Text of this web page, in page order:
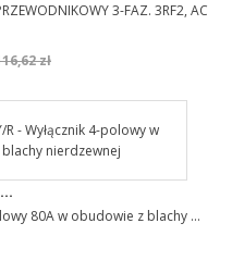
3-FAZ. 3RF2, AC
zł
80A w obudowie z blachy ...